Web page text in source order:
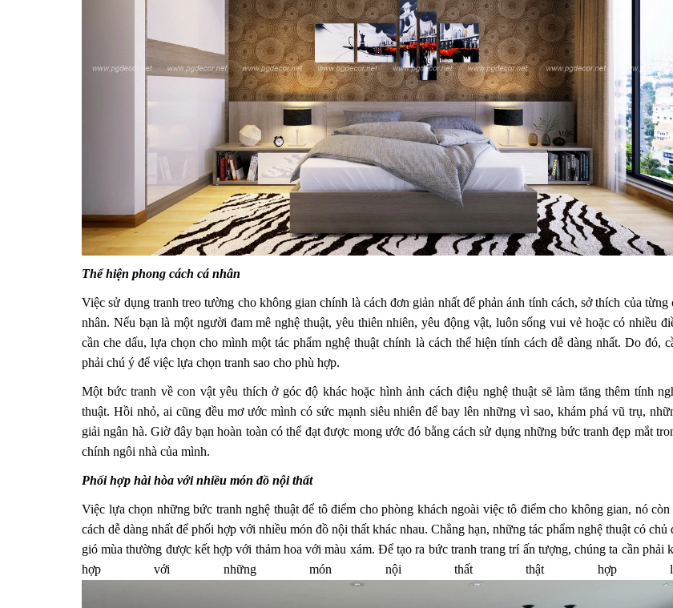
Thể hiện phong cách cá nhân
Việc sử dụng tranh treo tường cho không gian chính là cách đơn giản nhất để phản ánh tính cách, sở thích của từng
nhân. Nếu bạn là một người đam mê nghệ thuật, yêu thiên nhiên, yêu động vật, luôn sống vui vẻ hoặc có nhiều
cần che dấu, lựa chọn cho mình một tác phẩm nghệ thuật chính là cách thể hiện tính cách dễ dàng nhất. Do đó,
phải chú ý để việc lựa chọn tranh sao cho phù hợp.
Một bức tranh về con vật yêu thích ở góc độ khác hoặc hình ảnh cách điệu nghệ thuật sẽ làm tăng thêm tính
thuật. Hồi nhỏ, ai cũng đều mơ ước mình có sức mạnh siêu nhiên để bay lên những vì sao, khám phá vũ trụ,
giải ngân hà. Giờ đây bạn hoàn toàn có thể đạt được mong ước đó bằng cách sử dụng những bức tranh đẹp mắt
chính ngôi nhà của mình.
Phối hợp hài hòa với nhiều món đồ nội thất
Việc lựa chọn những bức tranh nghệ thuật để tô điểm cho phòng khách ngoài việc tô điểm cho không gian, nó còn
cách dễ dàng nhất để phối hợp với nhiều món đồ nội thất khác nhau. Chẳng hạn, những tác phẩm nghệ thuật có chủ
gió mùa thường được kết hợp với thảm hoa với màu xám. Để tạo ra bức tranh trang trí ấn tượng, chúng ta cần phải
hợp với những món nội thất thật hợp